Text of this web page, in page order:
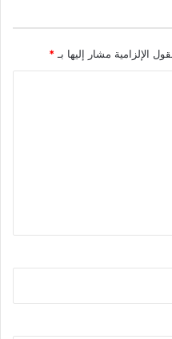
الإلزامية مشار إليها بـ *